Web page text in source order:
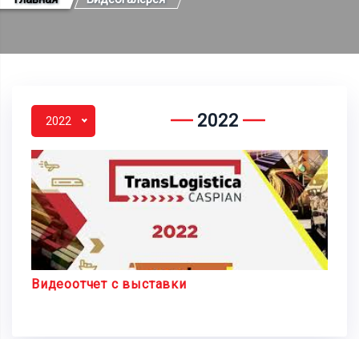
2022 2022
Видеоотчет с выставки